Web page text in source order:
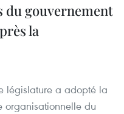
du gouvernement
la
législature a adopté la
organisationnelle du